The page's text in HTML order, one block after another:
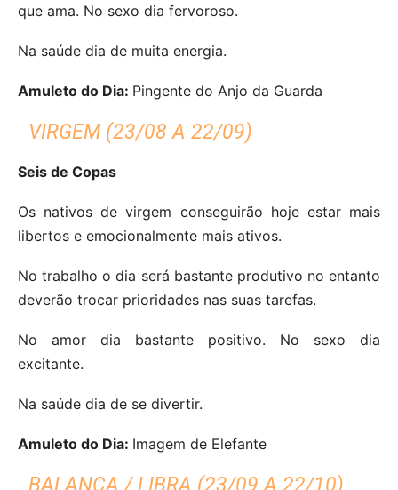
que ama. No sexo dia fervoroso.
Na saúde dia de muita energia.
Amuleto do Dia: Pingente do Anjo da Guarda
VIRGEM (23/08 A 22/09)
Seis de Copas
Os nativos de virgem conseguirão hoje estar mais
libertos e emocionalmente mais ativos.
No trabalho o dia será bastante produtivo no entanto
deverão trocar prioridades nas suas tarefas.
No amor dia bastante positivo.
No sexo dia
excitante.
Na saúde dia de se divertir.
Amuleto do Dia: Imagem de Elefante
BALANÇA / LIBRA (23/09 A 22/10)